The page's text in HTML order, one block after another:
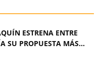
ESTRENA ENTRE
SU PROPUESTA MÁS...